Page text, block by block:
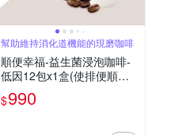
幫助維持消化道機能的現磨咖啡
順便幸福-益生菌浸泡咖啡-
低因12包x1盒(使排便順暢
乳酸菌)
$990